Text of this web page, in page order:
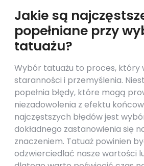
Jakie są
popełniane przy
tatuażu?
Wybór tatuażu to proces, który
staranności i przemyślenia.
popełnia błędy, które mogą
niezadowolenia z efektu
najczęstszych błędów jest
dokładnego zastanowienia się
znaczeniem. Tatuaż powinien
odzwierciedlać nasze wartości